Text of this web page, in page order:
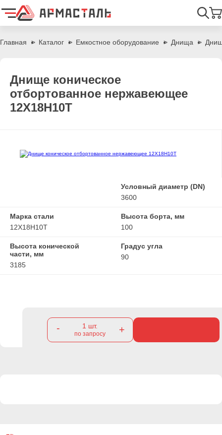
Главная
Каталог Емкостное оборудование Днища
Днище коническое
отбортованное нержавеющее
12Х18Н10Т
Условный диаметр (DN)
3600
Марка стали
12Х18Н10Т
Высота борта, мм
100
Высота конической
части, мм
3185
Градус угла
90
- 1 шт.
по запросу +